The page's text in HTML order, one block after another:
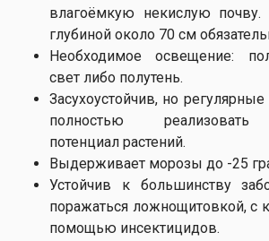
влагоёмкую некислую
глубиной около 70 см
Необходимое освещение:
свет либо полутень.
Засухоустойчив, но
полностью реализовать
потенциал растений.
Выдерживает морозы до -25
Устойчив к большинству
поражаться ложнощитовкой, с
помощью инсектицидов.